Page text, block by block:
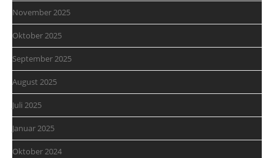
November 2025
Oktober 2025
September 2025
August 2025
Juli 2025
Januar 2025
Oktober 2024